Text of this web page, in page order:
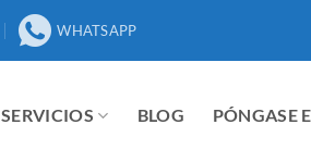
WHATSAPP
SERVICIOS BLOG PÓNGASE